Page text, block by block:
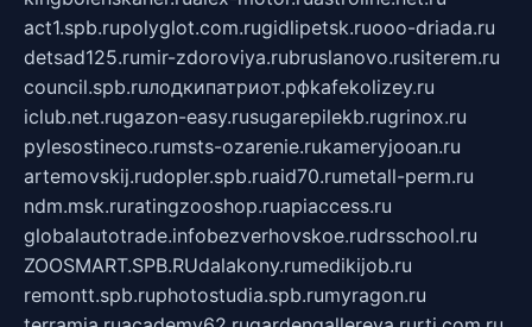
act1.spb.rupolyglot.com.rugidlipetsk.ruooo-driada.ru
detsad125.rumir-zdoroviya.rubruslanovo.rusiterem.ru
council.spb.ruлодкипатриот.рфkafekolizey.ru
iclub.net.rugazon-easy.rusugarepilekb.rugrinox.ru
pylesostineco.rumsts-ozarenie.rukameryjooan.ru
artemovskij.rudopler.spb.ruaid70.rumetall-perm.ru
ndm.msk.ruratingzooshop.ruapiaccess.ru
globalautotrade.infobezverhovskoe.rudrsschool.ru
ZOOSMART.SPB.RUdalakony.rumedikijob.ru
remontt.spb.ruphotostudia.spb.rumyragon.ru